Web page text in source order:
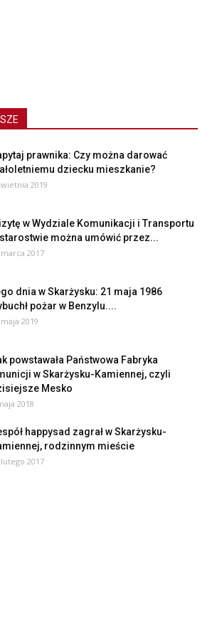
prawnika: Czy można darować
dziecku mieszkanie?
2019
w Wydziale Komunikacji i Transportu
można umówić przez...
2017
dnia w Skarżysku: 21 maja 1986
pożar w Benzylu....
2019
powstawała Państwowa Fabryka
w Skarżysku-Kamiennej, czyli
Mesko
2018
happysad zagrał w Skarżysku-
rodzinnym mieście
2017